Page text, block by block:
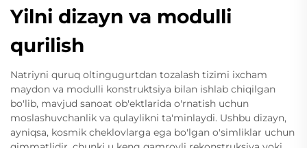
Yilni dizayn va modulli
qurilish
Natriyni quruq oltingugurtdan tozalash tizimi ixcham
maydon va modulli konstruktsiya bilan ishlab chiqilgan
bo'lib, mavjud sanoat ob'ektlarida o'rnatish uchun
moslashuvchanlik va qulaylikni ta'minlaydi. Ushbu dizayn,
ayniqsa, kosmik cheklovlarga ega bo'lgan o'simliklar uchun